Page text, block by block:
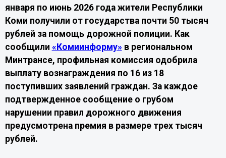
января по июнь 2026 года жители Республики
Коми получили от государства почти 50 тысяч
рублей за помощь дорожной полиции. Как
сообщили «Комиинформу» в региональном
Минтрансе, профильная комиссия одобрила
выплату вознаграждения по 16 из 18
поступивших заявлений граждан. За каждое
подтвержденное сообщение о грубом
нарушении правил дорожного движения
предусмотрена премия в размере трех тысяч
рублей.